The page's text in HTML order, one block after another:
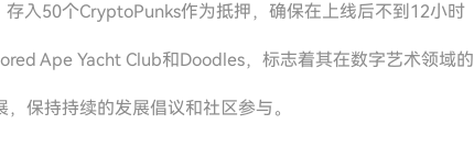
存入50个CryptoPunks作为抵押，确保在上线后不到12小时
Ape Yacht Club和Doodles，标志着其在数字艺术领域的
保持持续的发展倡议和社区参与。